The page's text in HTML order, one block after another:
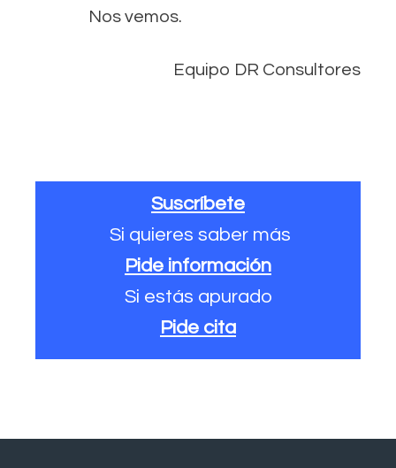
Nos vemos.
Equipo DR Consultores
Suscríbete
Si quieres saber más
Pide información
Si estás apurado
Pide cita